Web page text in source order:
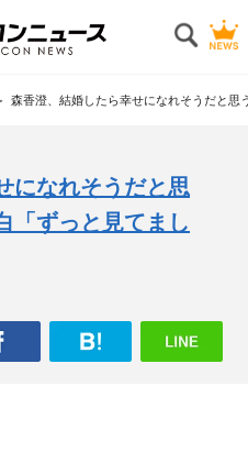
森香澄、結婚したら幸せになれそうだと思
になれそうだと思
「ずっと見てまし